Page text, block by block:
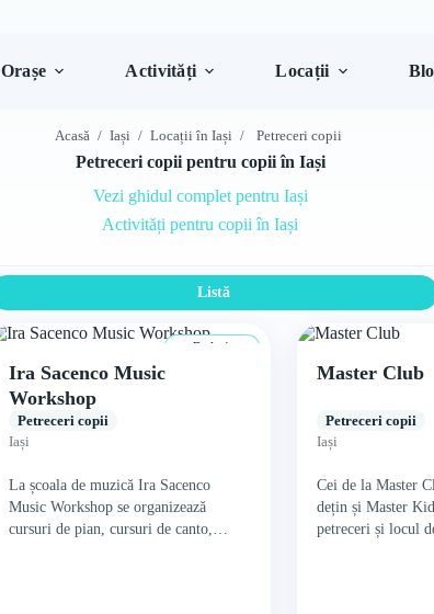
Orașe
Activități Locații
Acasă / Iași / Locații în Iași / Petreceri copii
Petreceri copii pentru copii în Iași
Vezi ghidul complet pentru Iași
Activități pentru copii în Iași
Listă
De la 4 ani
Ira Sacenco Music
Workshop
Petreceri copii
Iași
La școala de muzică Ira Sacenco
Music Workshop se organizează
cursuri de pian, cursuri de canto,
Master Club
Petreceri copii
Iași
Cei de la Master
dețin și Master
petreceri și locul